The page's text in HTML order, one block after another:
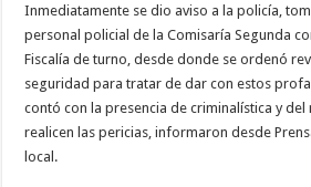
Inmediatamente se dio aviso a la policía,
personal policial de la Comisaría Segunda
Fiscalía de turno, desde donde se ordenó
seguridad para tratar de dar con estos
contó con la presencia de criminalística y
realicen las pericias, informaron desde
local.